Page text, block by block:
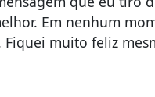
Em nenhum
muito feliz